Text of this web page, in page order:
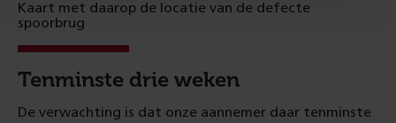
Kaart met daarop de locatie van de defecte
spoorbrug
Tenminste drie weken
De verwachting is dat onze aannemer daar tenminste